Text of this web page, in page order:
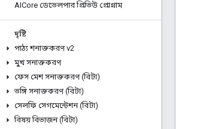
AICore ডেভেলপার প্রিভিউ প্রোগ্রাম
দৃষ্টি
পাঠ্য শনাক্তকরণ v2
মুখ সনাক্তকরণ
ফেস মেশ সনাক্তকরণ (বিটা)
ভঙ্গি সনাক্তকরণ (বিটা)
সেলফি সেগমেন্টেশন (বিটা)
বিষয় বিভাজন (বিটা)